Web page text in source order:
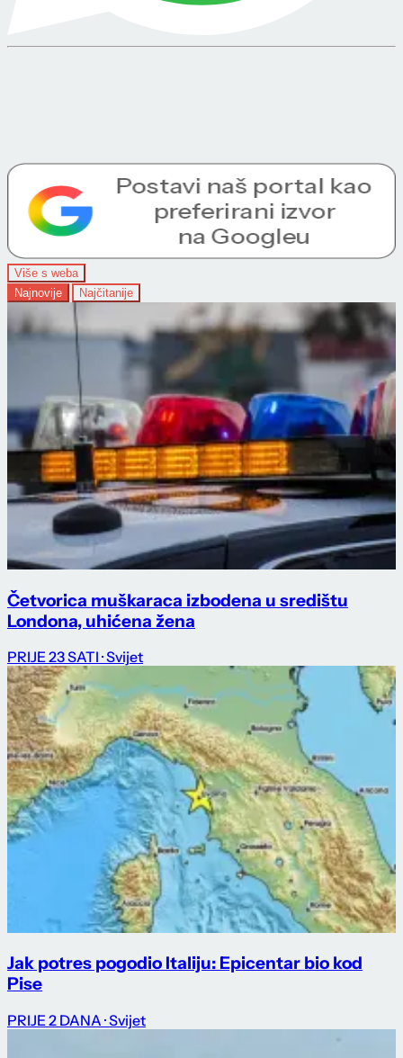
Više s weba
Najnovije
Najčitanije
Četvorica muškaraca izbodena u središtu
Londona, uhićena žena
PRIJE 23 SATI · Svijet
Jak potres pogodio Italiju: Epicentar bio kod
Pise
PRIJE 2 DANA · Svijet